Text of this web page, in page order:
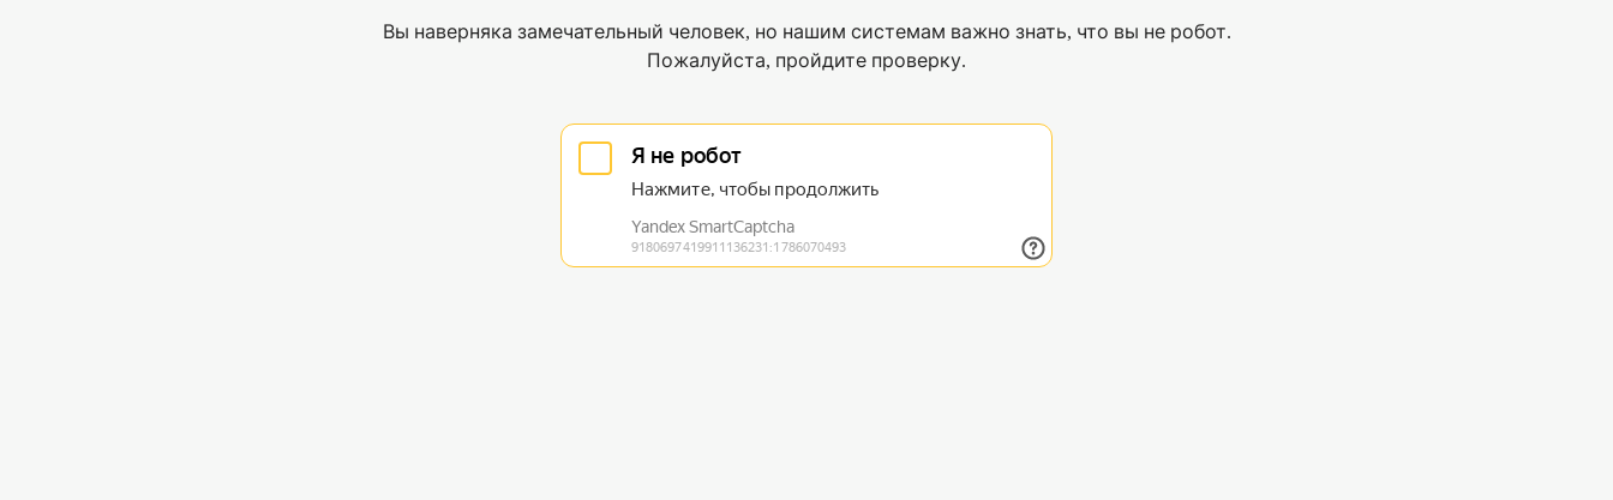
Вы наверняка замечательный человек, но нашим системам важно знать, что вы не робот.
Пожалуйста, пройдите проверку.